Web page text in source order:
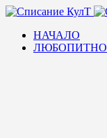
НАЧАЛО
ЛЮБОПИТНО